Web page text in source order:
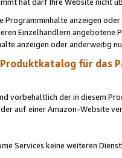
Programminhalte anzeigen
Einzelhändlern
anzeigen oder anderweitig
Produktkatalog für das
vorbehaltlich der in diesem
auf einer Amazon-Website
Services keine weiteren